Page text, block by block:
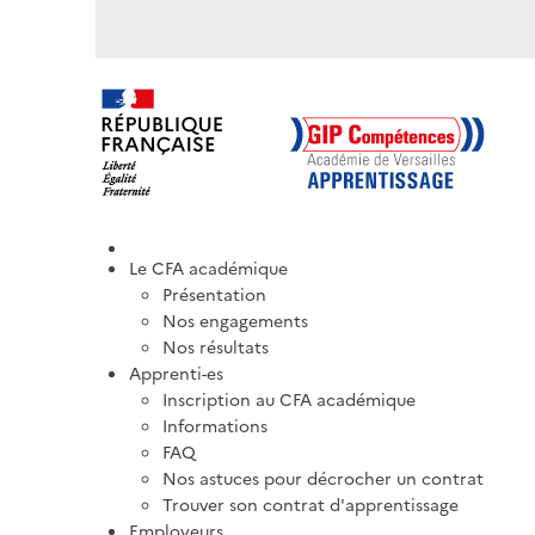
Le CFA académique
Présentation
Nos engagements
Nos résultats
Apprenti-es
Inscription au CFA académique
Informations
FAQ
Nos astuces pour décrocher un contrat
Trouver son contrat d'apprentissage
Employeurs